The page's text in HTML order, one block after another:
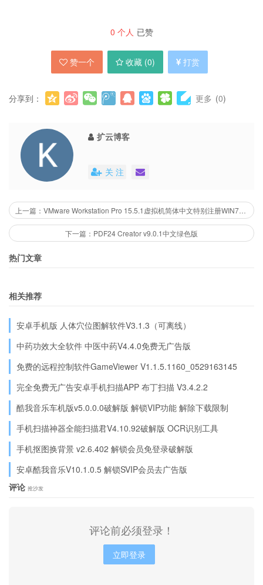
0 个人 已赞
赞一个 收藏 (0) 打赏
分享到： 更多 (0)
扩云博客
关 注
下一篇：PDF24 Creator v9.0.1中文绿色版
热门文章
相关推荐
安卓手机版 人体穴位图解软件V3.1.3（可离线）
中药功效大全软件 中医中药V4.4.0免费无广告版
免费的远程控制软件GameViewer V1.1.5.1160_0529163145
完全免费无广告安卓手机扫描APP 布丁扫描 V3.4.2.2
酷我音乐车机版v5.0.0.0破解版 解锁VIP功能 解除下载限制
手机扫描神器全能扫描君V4.10.92破解版 OCR识别工具
手机抠图换背景 v2.6.402 解锁会员免登录破解版
安卓酷我音乐V10.1.0.5 解锁SVIP会员去广告版
评论 抢沙发
评论前必须登录！
立即登录